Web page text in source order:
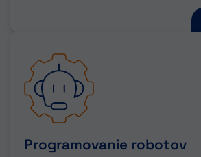
Programovanie robotov